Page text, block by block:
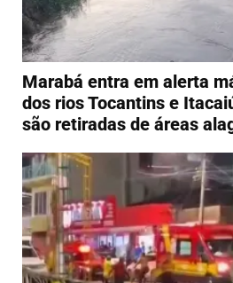
Marabá entra em alerta
dos rios Tocantins e
são retiradas de áreas